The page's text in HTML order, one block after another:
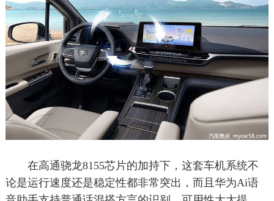
在高通骁龙8155芯片的加持下，这套车机系统不
论是运行速度还是稳定性都非常突出，而且华为Ai语